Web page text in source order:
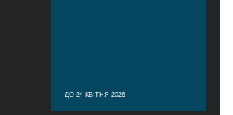
ДО 24 КВІТНЯ 2026